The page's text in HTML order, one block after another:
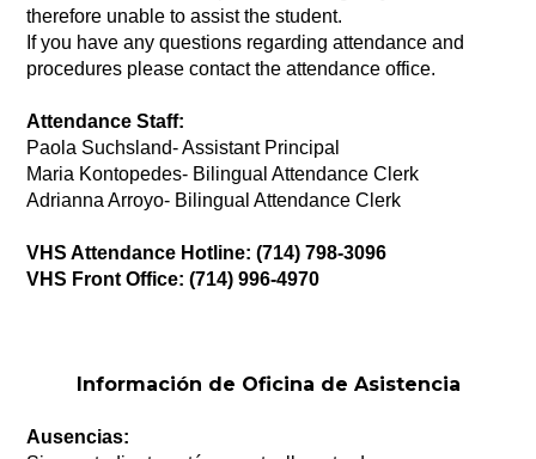
therefore unable to assist the student.
If you have any questions regarding attendance and
procedures please contact the attendance office.
Attendance Staff:
Paola Suchsland- Assistant Principal
Maria Kontopedes- Bilingual Attendance Clerk
Adrianna Arroyo- Bilingual Attendance Clerk
VHS Attendance Hotline: (714) 798-3096
VHS Front Office: (714) 996-4970
Información de Oficina de Asistencia
Ausencias: